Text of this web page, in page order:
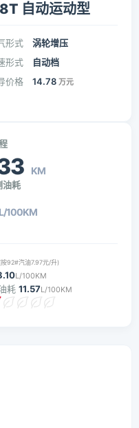
自动运动型
形式
涡轮增压
形式
自动档
价格 14.78 万元
KM
油耗
L/100KM
(按92#汽油7.97元/升)
L/100KM
耗 11.57L/100KM